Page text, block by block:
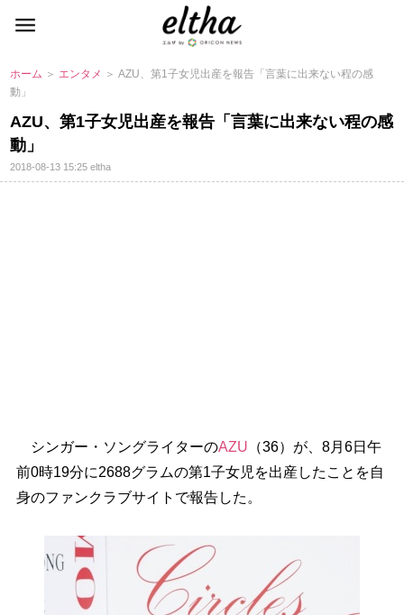
ホーム ＞ エンタメ ＞ AZU、第1子女児出産を報告「言葉に出来ない程の感
動」
AZU、第1子女児出産を報告「言葉に出来ない程の感
動」
2018-08-13 15:25eltha
シンガー・ソングライターのAZU （36）が、8月6日午
前0時19分に2688グラムの第1子女児を出産したことを自
身のファンクラブサイトで報告した。